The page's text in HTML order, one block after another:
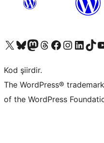
X (eski Twitter) hesabımıza bakın
Bluesky hesabımızı ziyaret edinMastodon hesabımızı ziyaret edinThreads hesabımızı ziyaret edinFacebook sayfamızı ziyaret edinInstagram hesabımızı ziyaret edinLinkedIn hesabımızı ziyaret edin
TikTok hesabımızı
Kod şiirdir.
The WordPress®
of the WordPress